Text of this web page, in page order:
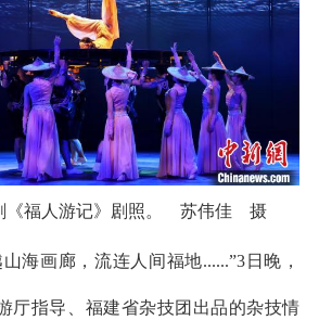
《福人游记》剧照。 苏伟佳 摄
海画廊，流连人间福地......”3日晚，
厅指导、福建省杂技团出品的杂技情